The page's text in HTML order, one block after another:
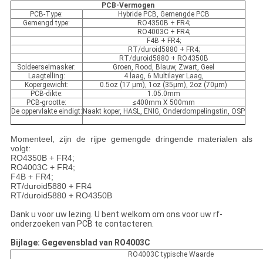
PCB-Vermogen
PCB-Type:
Hybride PCB, Gemengde PCB
Gemengd type:
RO4350B + FR4;
RO4003C + FR4;
F4B + FR4;
RT/duroid5880 + FR4;
RT/duroid5880 + RO4350B
Soldeerselmasker:
Groen, Rood, Blauw, Zwart, Geel
Laagtelling:
4 laag, 6 Multilayer Laag,
Kopergewicht:
0.5oz (17 µm), 1oz (35µm), 2oz (70µm)
PCB-dikte:
1.05.0mm
PCB-grootte:
≤400mm X 500mm
De oppervlakte eindigt: Naakt koper, HASL, ENIG, Onderdompelingstin, OSP
Momenteel, zijn de rijpe gemengde dringende materialen als
volgt:
RO4350B + FR4;
RO4003C + FR4;
F4B + FR4;
RT/duroid5880 + FR4
RT/duroid5880 + RO4350B
Dank u voor uw lezing. U bent welkom om ons voor uw rf-
onderzoeken van PCB te contacteren.
Bijlage: Gegevensblad van RO4003C
RO4003C typische Waarde